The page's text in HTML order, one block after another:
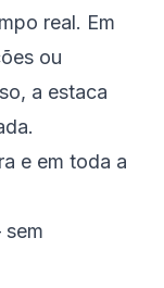
real. Em
ou
a estaca
e em toda a